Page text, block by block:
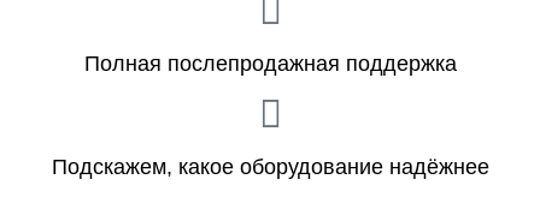
Полная послепродажная поддержка
Подскажем, какое оборудование надёжнее